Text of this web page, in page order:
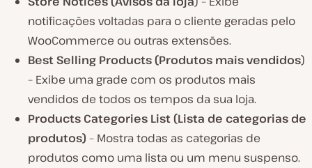
notificações voltadas para o cliente geradas pelo
WooCommerce ou outras extensões.
Best Selling Products (Produtos mais vendidos)
– Exibe uma grade com os produtos mais
vendidos de todos os tempos da sua loja.
Products Categories List (Lista de categorias de
produtos) – Mostra todas as categorias de
produtos como uma lista ou um menu suspenso.